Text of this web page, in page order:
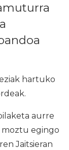
hartuko
aurre
egingo
Jaitsieran